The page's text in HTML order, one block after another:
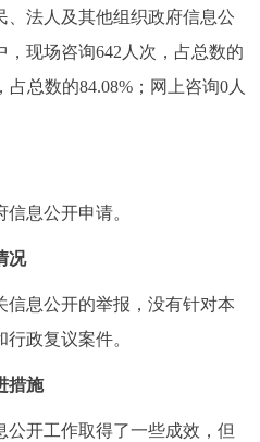
法人及其他组织政府信息公
，现场咨询642人次，占总数的
占总数的84.08%；网上咨询0人
息公开申请。
况
息公开的举报，没有针对本
政复议案件。
措施
开工作取得了一些成效，但